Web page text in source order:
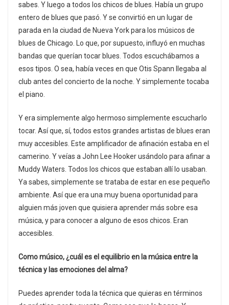
sabes. Y luego a todos los chicos de blues. Había un grupo
entero de blues que pasó. Y se convirtió en un lugar de
parada en la ciudad de Nueva York para los músicos de
blues de Chicago. Lo que, por supuesto, influyó en muchas
bandas que querían tocar blues. Todos escuchábamos a
esos tipos. O sea, había veces en que Otis Spann llegaba al
club antes del concierto de la noche. Y simplemente tocaba
el piano.
Y era simplemente algo hermoso simplemente escucharlo
tocar. Así que, sí, todos estos grandes artistas de blues eran
muy accesibles. Este amplificador de afinación estaba en el
camerino. Y veías a John Lee Hooker usándolo para afinar a
Muddy Waters. Todos los chicos que estaban allí lo usaban.
Ya sabes, simplemente se trataba de estar en ese pequeño
ambiente. Así que era una muy buena oportunidad para
alguien más joven que quisiera aprender más sobre esa
música, y para conocer a alguno de esos chicos. Eran
accesibles.
Como músico, ¿cuál es el equilibrio en la música entre la
técnica y las emociones del alma?
Puedes aprender toda la técnica que quieras en términos